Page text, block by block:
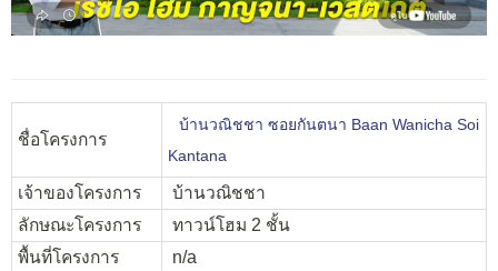
ชื่อโครงการ
บ้านวณิชชา ซอยกันตนา Baan Wanicha Soi
Kantana
เจ้าของโครงการ
บ้านวณิชชา
ลักษณะโครงการ
ทาวน์โฮม 2 ชั้น
พื้นที่โครงการ
n/a